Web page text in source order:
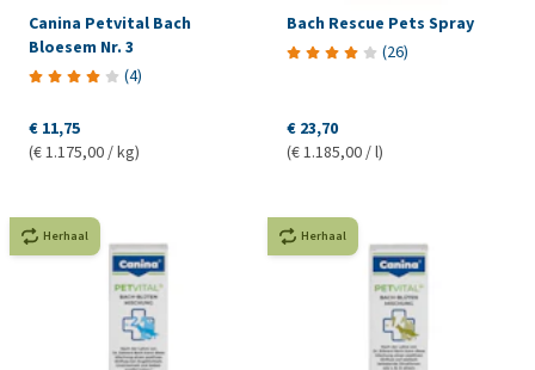
Canina Petvital Bach
Bloesem Nr. 3
(4)
€ 11,75
(€ 1.175,00 / kg)
Bach Rescue Pets Spray
(26)
€ 23,70
(€ 1.185,00 / l)
Herhaal Herhaal